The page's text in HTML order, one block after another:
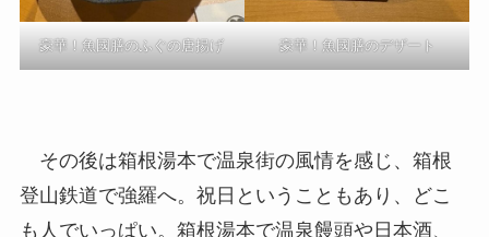
豪華！魚國膳のふぐの唐揚げ 豪華！魚國膳のデザート
その後は箱根湯本で温泉街の風情を感じ、箱根
登山鉄道で強羅へ。祝日ということもあり、どこ
も人でいっぱい。箱根湯本で温泉饅頭や日本酒、